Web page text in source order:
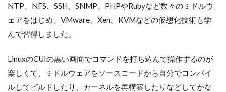
NTP、NFS、SSH、SNMP、PHPやRubyなど数々のミドルウ
ェアをはじめ、VMware、Xen、KVMなどの仮想化技術も学
んで習得しました。
LinuxのCUIの黒い画面でコマンドを打ち込んで操作するのが
楽しくて、ミドルウェアをソースコードから自分でコンパイ
ルしてビルドしたり、カーネルを再構築したりなどしてかな